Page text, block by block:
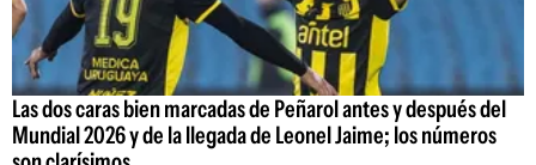
Las dos caras bien marcadas de Peñarol antes y después del
Mundial 2026 y de la llegada de Leonel Jaime; los números